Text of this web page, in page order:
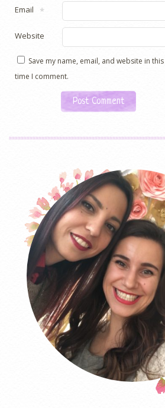
Email *
Website
Save my name, email, and website in
time I comment.